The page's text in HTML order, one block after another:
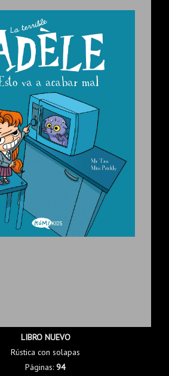
LIBRO NUEVO
Rústica con solapas
Páginas:94